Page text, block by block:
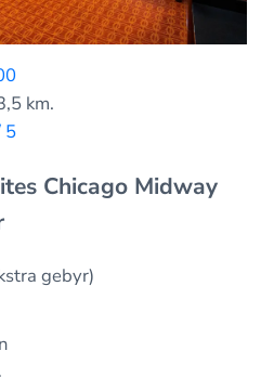
km.
5
Chicago Midway
gebyr)